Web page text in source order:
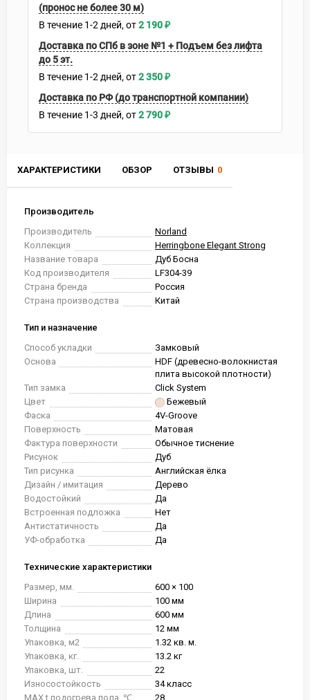
ХАРАКТЕРИСТИКИ ОБЗОР ОТЗЫВЫ 0
Производитель
Производитель
Norland
Коллекция
Herringbone Elegant Strong
Название товара
Дуб Босна
Код производителя
LF304-39
Страна бренда
Россия
Страна производства
Китай
Тип и назначение
Способ укладки
Замковый
Основа
HDF (древесно-волокнистая
плита высокой плотности)
Тип замка
Click System
Цвет
Бежевый
Фаска
4V-Groove
Поверхность
Матовая
Фактура поверхности
Обычное тиснение
Рисунок
Дуб
Тип рисунка
Английская ёлка
Дизайн / имитация
Дерево
Водостойкий
Да
Встроенная подложка
Нет
Антистатичность
Да
УФ-обработка
Да
Технические характеристики
Размер, мм.
600 × 100
Ширина
100 мм
Длина
600 мм
Толщина
12 мм
Упаковка, м2
1.32 кв. м.
Упаковка, кг.
13.2 кг
Упаковка, шт.
22
Износостойкость
34 класс
MAX t подогрева пола, ℃
28
(пронос не более 30 м)
В течение 1-2 дней 2 190₽
Доставка по СПб в зоне №1 + Подъем без лифта
до 5 эт.
В течение 1-2 дней 2 350₽
Доставка по РФ (до транспортной компании)
В течение 1-3 дней 2 790₽